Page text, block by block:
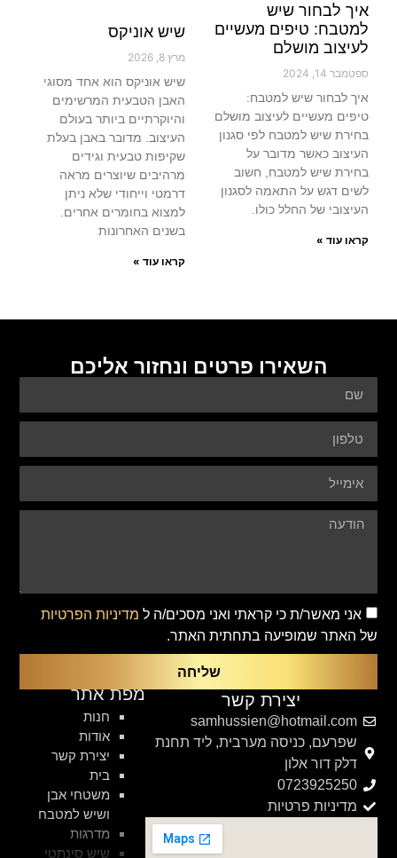
איך לבחור שיש
למטבח: טיפים מעשיים
לעיצוב מושלם
ספטמבר 14, 2024
איך לבחור שיש למטבח:
טיפים מעשיים לעיצוב מושלם
בחירת שיש למטבח לפי סגנון
העיצוב כאשר מדובר על
בחירת שיש למטבח, חשוב
לשים דגש על התאמה לסגנון
העיצובי של החלל כולו.
קראו עוד »
שיש אוניקס
מרץ 8, 2026
שיש אוניקס הוא אחד מסוגי
האבן הטבעית המרשימים
והיוקרתיים ביותר בעולם
העיצוב. מדובר באבן בעלת
שקיפות טבעית וגידים
מרהיבים שיוצרים מראה
דרמטי וייחודי שלא ניתן
למצוא בחומרים אחרים.
בשנים האחרונות
קראו עוד »
מפת אתר
חנות
אודות
יצירת קשר
בית
משטחי אבן
ושיש למטבח
מדרגות
שיש סינתטי
יצירת קשר
samhussien@hotmail.com
שפרעם, כניסה מערבית, ליד תחנת
דלק דור אלון
0723925250
מדיניות פרטיות
השאירו פרטים ונחזור אליכם
אני מאשר/ת כי קראתי ואני מסכים/ה ל מדיניות הפרטיות
של האתר שמופיעה בתחתית האתר.
שליחה